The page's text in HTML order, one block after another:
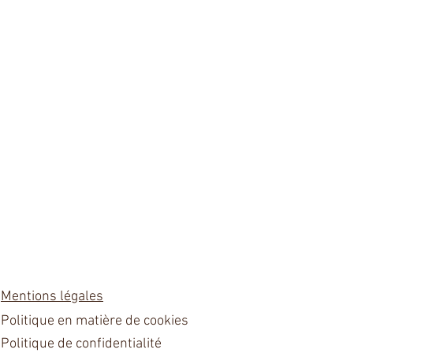
Mentions légales
Politique en matière de cookies
Politique de confidentialité